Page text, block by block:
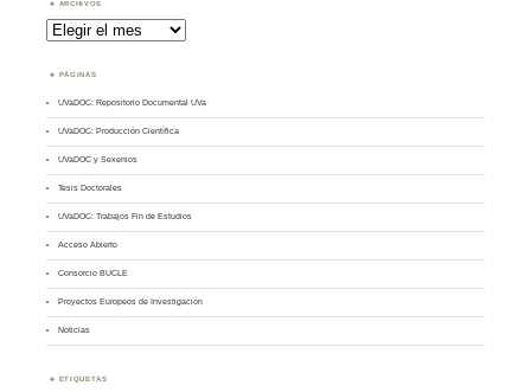
ARCHIVOS
Archivos
PÁGINAS
UVaDOC: Repositorio Documental UVa
UVaDOC: Producción Científica
UVaDOC y Sexenios
Tesis Doctorales
UVaDOC: Trabajos Fin de Estudios
Acceso Abierto
Consorcio BUCLE
Proyectos Europeos de Investigación
Noticias
ETIQUETAS